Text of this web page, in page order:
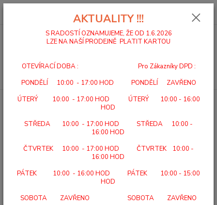
0,00 Kč
Úvod BERLE A HOLE BERLE FRANCOUZSKÁ DURALOVÁ 333 K-C
BERLE FRANCOUZSKÁ
DURALOVÁ 333 K-C
AKTUALITY !!!
S RADOSTÍ OZNAMUJEME, ŽE OD 1.6.2026
LZE NA NAŠÍ PRODEJNĚ PLATIT KARTOU
OTEVÍRACÍ DOBA : Pro Zákazníky DPD :
PONDĚLÍ 10:00 - 17:00 HOD PONDĚLÍ ZAVŘENO
ÚTERÝ 10:00 - 17:00 HOD ÚTERÝ 10:00 - 16:00
HOD
STŘEDA 10:00 - 17:00 HOD STŘEDA 10:00 -
16:00 HOD
ČTVRTEK 10:00 - 17:00 HOD ČTVRTEK 10:00 -
16:00 HOD
PÁTEK 10:00 - 16:00 HOD PÁTEK 10:00 - 15:00
HOD
SOBOTA ZAVŘENO SOBOTA ZAVŘENO